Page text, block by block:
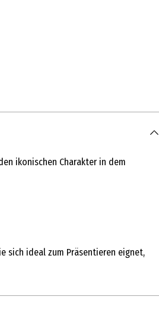
ikonischen Charakter in dem
sich ideal zum Präsentieren eignet,